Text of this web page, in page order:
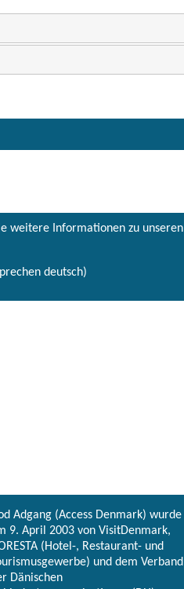
weitere Informationen zu unseren
deutsch)
Adgang (Access Denmark) wurde
9. April 2003 von VisitDenmark,
(Hotel-, Restaurant- und
und dem Verband
Dänischen